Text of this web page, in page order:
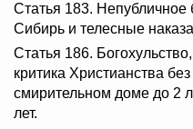
Статья 183. Непубличное
Сибирь и телесные
Статья 186.
критика Христианства
смирительном доме до 2
лет.